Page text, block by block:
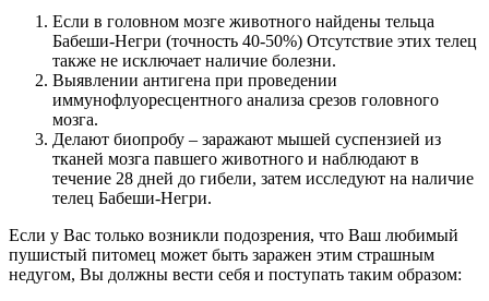
Если в головном мозге животного найдены тельца
Бабеши-Негри (точность 40-50%) Отсутствие этих телец
также не исключает наличие болезни.
Выявлении антигена при проведении
иммунофлуоресцентного анализа срезов головного
мозга.
Делают биопробу – заражают мышей суспензией из
тканей мозга павшего животного и наблюдают в
течение 28 дней до гибели, затем исследуют на наличие
телец Бабеши-Негри.
Если у Вас только возникли подозрения, что Ваш любимый
пушистый питомец может быть заражен этим страшным
недугом, Вы должны вести себя и поступать таким образом: